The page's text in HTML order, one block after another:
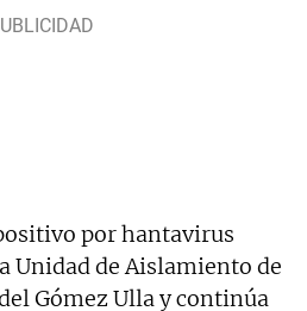
por hantavirus
Unidad de Aislamiento de
Gómez Ulla y continúa